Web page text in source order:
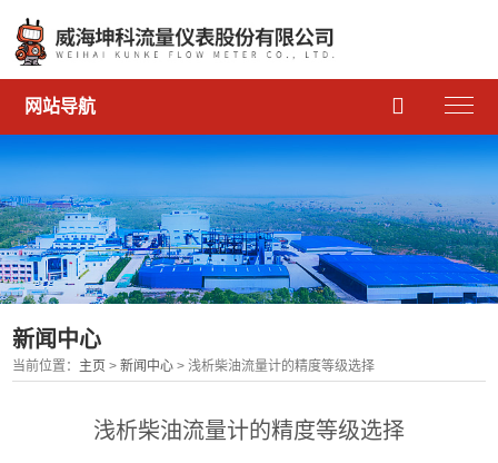
网站导航 
新闻中心
当前位置： 主页 >新闻中心 > 浅析柴油流量计的精度等级选择
浅析柴油流量计的精度等级选择